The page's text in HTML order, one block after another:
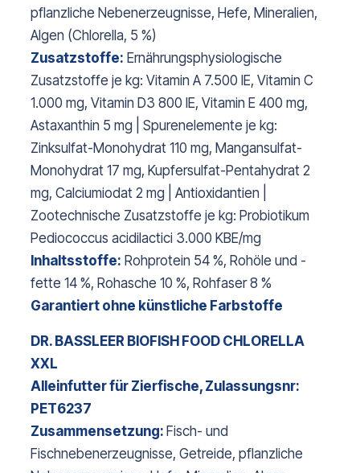
pflanzliche Nebenerzeugnisse, Hefe, Mineralien,
Algen (Chlorella, 5 %)
Zusatzstoffe: Ernährungsphysiologische
Zusatzstoffe je kg: Vitamin A 7.500 IE, Vitamin C
1.000 mg, Vitamin D3 800 IE, Vitamin E 400 mg,
Astaxanthin 5 mg | Spurenelemente je kg:
Zinksulfat-Monohydrat 110 mg, Mangansulfat-
Monohydrat 17 mg, Kupfersulfat-Pentahydrat 2
mg, Calciumiodat 2 mg | Antioxidantien |
Zootechnische Zusatzstoffe je kg: Probiotikum
Pediococcus acidilactici 3.000 KBE/mg
Inhaltsstoffe: Rohprotein 54 %, Rohöle und -
fette 14 %, Rohasche 10 %, Rohfaser 8 %
Garantiert ohne künstliche Farbstoffe
DR. BASSLEER BIOFISH FOOD CHLORELLA
XXL
Alleinfutter für Zierfische, Zulassungsnr:
PET6237
Zusammensetzung: Fisch- und
Fischnebenerzeugnisse, Getreide, pflanzliche